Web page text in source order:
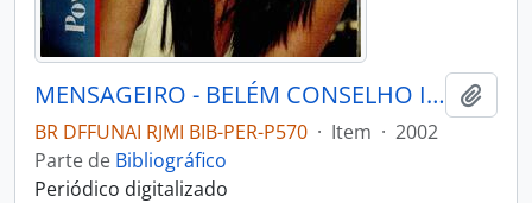
MENSAGEIRO - BELÉM CONSELHO INDIGENISTA MISSIONÁRIO - 2002 - Nº133
BR DFFUNAI RJMI BIB-PER-P570 · Item · 2002
Parte de Bibliográfico
Periódico digitalizado